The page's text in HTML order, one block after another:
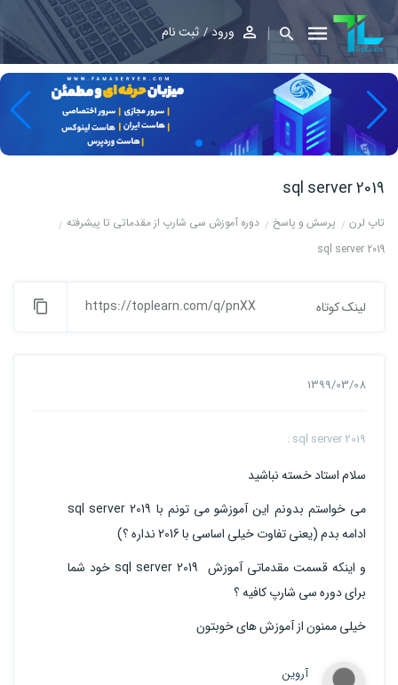
ورود ثبت نام
sql server 2019
تاپ لرن پرسش و پاسخ
دوره آموزش سی شارپ از مقدماتی تا پیشرفته
sql server 2019
لینک کوتاه https://toplearn.com/q/pnXX
1399/03/08
sql server 2019 :
سلام استاد خسته نباشید
می خواستم بدونم این آموزشو می تونم با sql server 2019
ادامه بدم (یعنی تفاوت خیلی اساسی با 2016 نداره ؟)
و اینکه قسمت مقدماتی آموزش sql server 2019 خود شما
برای دوره سی شارپ کافیه ؟
خیلی ممنون از آموزش های خوبتون
آروین